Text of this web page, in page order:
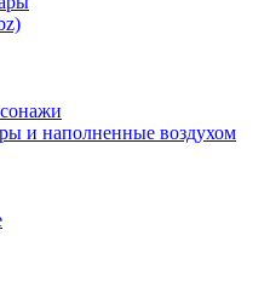
и наполненные воздухом